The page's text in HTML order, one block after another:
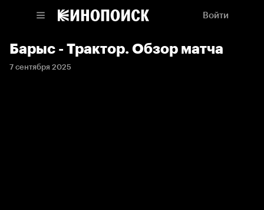
Войти
Барыс - Трактор. Обзор матча
7 сентября 2025